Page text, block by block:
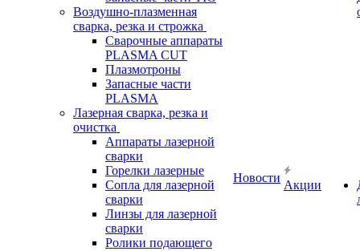
Воздушно-плазменная
сварка, резка и строжка
Сварочные аппараты
PLASMA CUT
Плазмотроны
Запасные части
PLASMA
Лазерная сварка, резка и
очистка
Аппараты лазерной
сварки
Горелки лазерные
Сопла для лазерной
сварки
Линзы для лазерной
сварки
Ролики подающего
Новости
Акции